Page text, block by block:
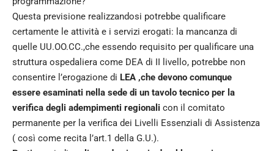
Questa previsione realizzandosi potrebbe qualificare
certamente le attività e i servizi erogati: la mancanza di
quelle UU.OO.CC.,che essendo requisito per qualificare una
struttura ospedaliera come DEA di II livello, potrebbe non
consentire l’erogazione di LEA ,che devono comunque
essere esaminati nella sede di un tavolo tecnico per la
verifica degli adempimenti regionali con il comitato
permanente per la verifica dei Livelli Essenziali di Assistenza
( così come recita l’art.1 della G.U.).